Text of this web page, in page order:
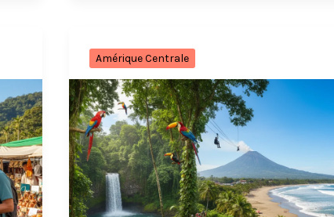
Amérique Centrale